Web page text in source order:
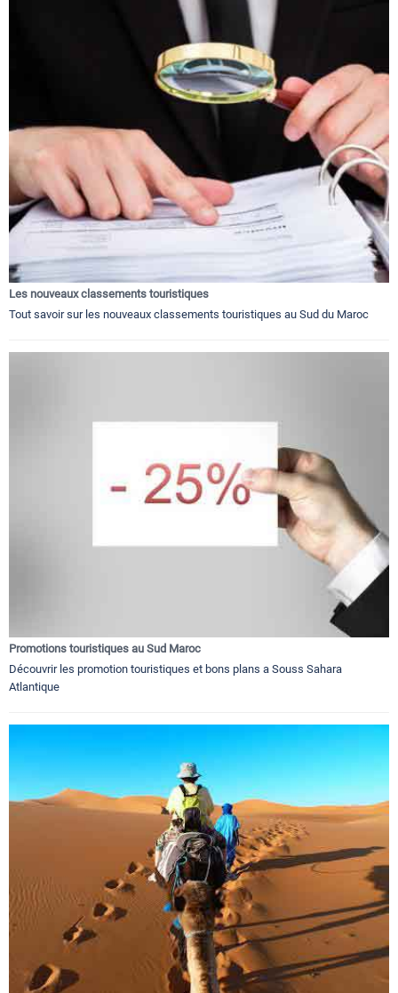
Les nouveaux classements touristiques
Tout savoir sur les nouveaux classements touristiques au Sud du Maroc
Promotions touristiques au Sud Maroc
Découvrir les promotion touristiques et bons plans a Souss Sahara
Atlantique